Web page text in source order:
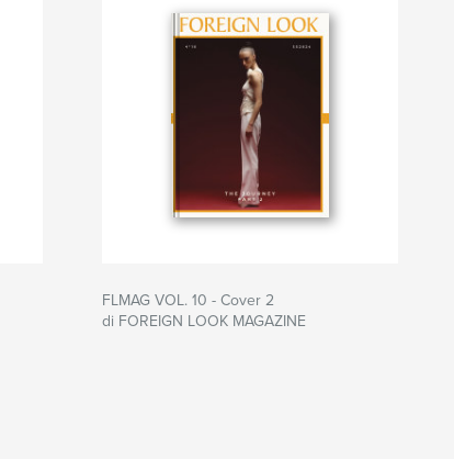
FLMAG VOL. 10 - Cover 2
di FOREIGN LOOK MAGAZINE